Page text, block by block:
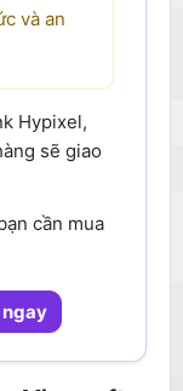
và an
Hypixel,
sẽ giao
cần mua
ngay